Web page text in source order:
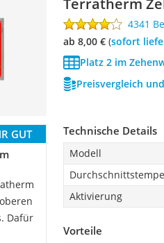
4341
ab 8,00 €( Sofort
Platz 2 im
Preisvergleich
GUT
Dafür
Technische Details
Modell
Aktivierung
Vorteile